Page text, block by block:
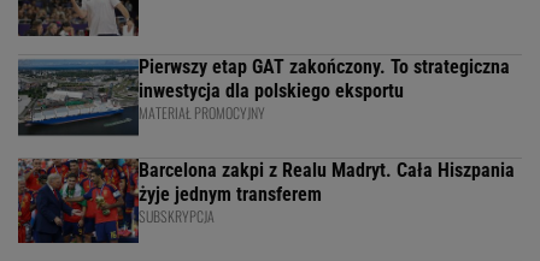
Pierwszy etap GAT zakończony. To strategiczna
inwestycja dla polskiego eksportu
MATERIAŁ PROMOCYJNY
Barcelona zakpi z Realu Madryt. Cała Hiszpania
żyje jednym transferem
SUBSKRYPCJA